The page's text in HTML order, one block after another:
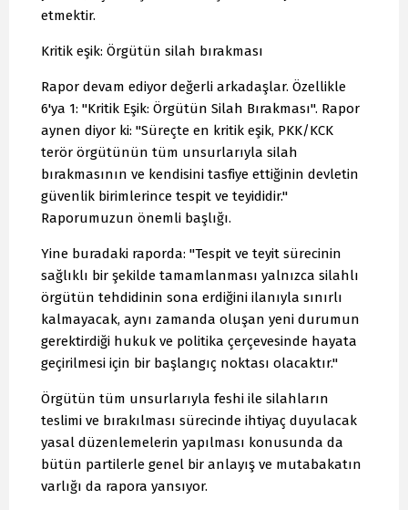
etmektir.
Kritik eşik: Örgütün silah bırakması
Rapor devam ediyor değerli arkadaşlar. Özellikle
6'ya 1: "Kritik Eşik: Örgütün Silah Bırakması". Rapor
aynen diyor ki: "Süreçte en kritik eşik, PKK/KCK
terör örgütünün tüm unsurlarıyla silah
bırakmasının ve kendisini tasfiye ettiğinin devletin
güvenlik birimlerince tespit ve teyididir."
Raporumuzun önemli başlığı.
Yine buradaki raporda: "Tespit ve teyit sürecinin
sağlıklı bir şekilde tamamlanması yalnızca silahlı
örgütün tehdidinin sona erdiğini ilanıyla sınırlı
kalmayacak, aynı zamanda oluşan yeni durumun
gerektirdiği hukuk ve politika çerçevesinde hayata
geçirilmesi için bir başlangıç noktası olacaktır."
Örgütün tüm unsurlarıyla feshi ile silahların
teslimi ve bırakılması sürecinde ihtiyaç duyulacak
yasal düzenlemelerin yapılması konusunda da
bütün partilerle genel bir anlayış ve mutabakatın
varlığı da rapora yansıyor.